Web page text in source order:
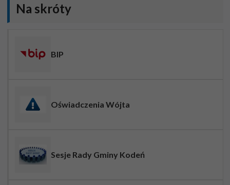
Na skróty
BIP
Oświadczenia Wójta
Sesje Rady Gminy Kodeń